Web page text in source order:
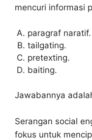
mencuri informasi
paragraf naratif.
tailgating.
pretexting.
baiting.
Jawabannya
Serangan social
fokus untuk